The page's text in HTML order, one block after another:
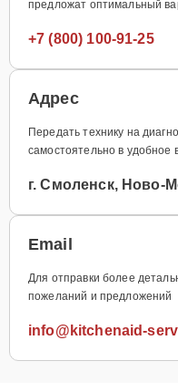
предложат оптимальный
+7 (800) 100-91-25
Адрес
Передать технику на
самостоятельно в удобное
г. Смоленск, Ново-
Email
Для отправки более
пожеланий и предложений
info@kitchenaid-